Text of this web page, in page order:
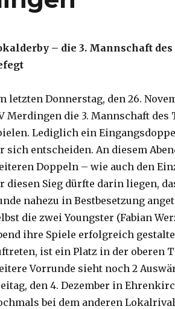
– die 3. Mannschaft
letzten Donnerstag, den 26.
Merdingen die 3. Mannschaft des
Lediglich ein
sich entscheiden. An diesem
Doppeln – wie auch den
diesen Sieg dürfte darin liegen,
nahezu in Bestbesetzung
die zwei Youngster (Fabian
ihre Spiele erfolgreich
ist ein Platz in der oberen
Vorrunde sieht noch 2
den 4. Dezember in
bei dem anderen